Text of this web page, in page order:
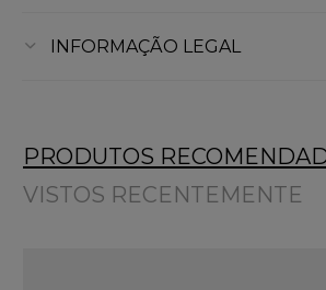
INFORMAÇÃO LEGAL
PRODUTOS
VISTOS RECENTEMENTE